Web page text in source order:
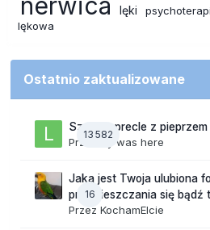
nerwica lęki
lękowa
Ostatnio zaktualizowane
13 582
Szalone precle z
Przezlily was here
16
Jaka jest Twoja ulubiona
przemieszczania się bądź
Przez KochamElcie